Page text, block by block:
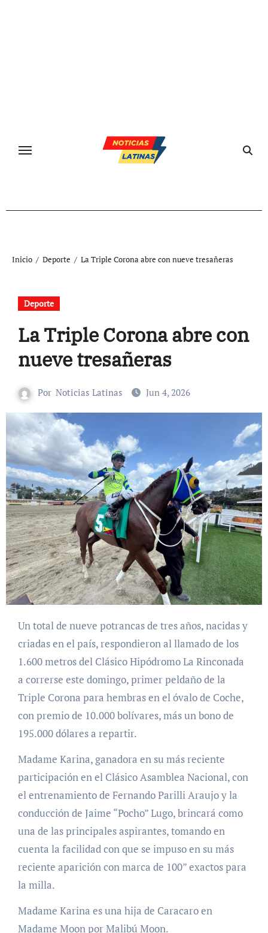
Inicio Deporte La Triple Corona abre con nueve tresañeras
Deporte
La Triple Corona abre con
nueve tresañeras
Por Noticias Latinas Jun 4, 2026
Un total de nueve potrancas de tres años, nacidas y
criadas en el país, respondieron al llamado de los
1.600 metros del Clásico Hipódromo La Rinconada
a correrse este domingo, primer peldaño de la
Triple Corona para hembras en el óvalo de Coche,
con premio de 10.000 bolívares, más un bono de
195.000 dólares a repartir.
Madame Karina, ganadora en su más reciente
participación en el Clásico Asamblea Nacional, con
el entrenamiento de Fernando Parilli Araujo y la
conducción de Jaime “Pocho” Lugo, brincará como
una de las principales aspirantes, tomando en
cuenta la facilidad con que se impuso en su más
reciente aparición con marca de 100” exactos para
la milla.
Madame Karina es una hija de Caracaro en
Madame Moon por Malibú Moon.